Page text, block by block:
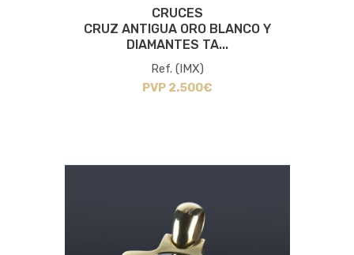
CRUCES
CRUZ ANTIGUA ORO BLANCO Y
DIAMANTES TA...
Ref. (IMX)
PVP 2.500€